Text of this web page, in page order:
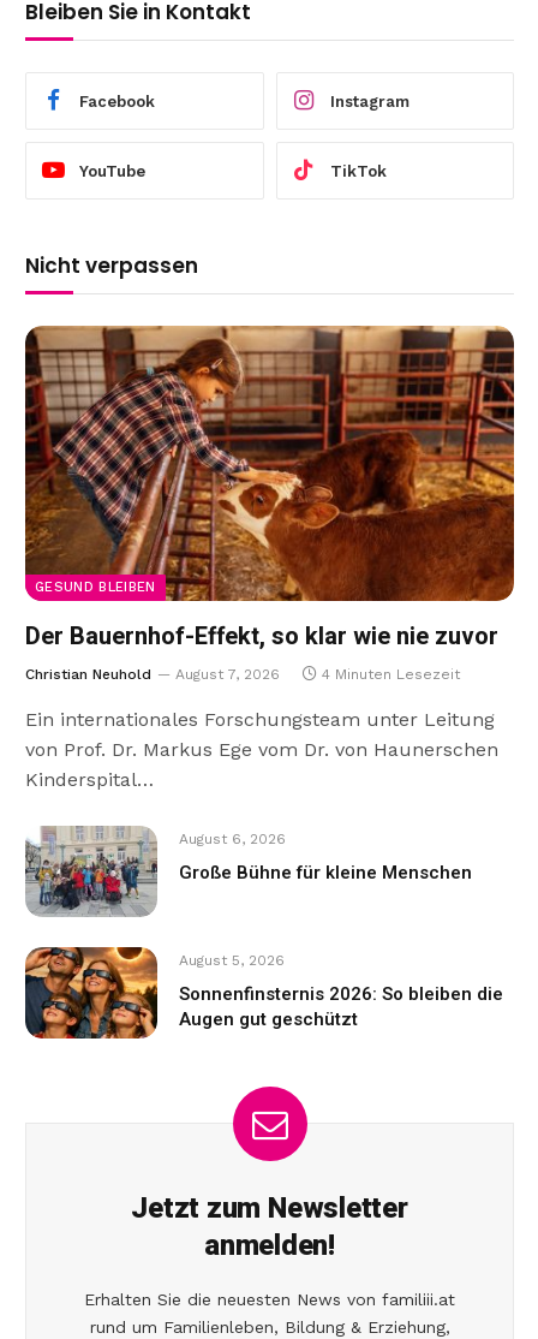
Bleiben Sie in Kontakt
Facebook Instagram
YouTube TikTok
Nicht verpassen
GESUND BLEIBEN
Der Bauernhof-Effekt, so klar wie nie zuvor
Christian Neuhold August 7, 2026 4 Minuten Lesezeit
Ein internationales Forschungsteam unter Leitung
von Prof. Dr. Markus Ege vom Dr. von Haunerschen
Kinderspital…
August 6, 2026
Große Bühne für kleine Menschen
August 5, 2026
Sonnenfinsternis 2026: So bleiben die
Augen gut geschützt
Jetzt zum Newsletter
anmelden!
Erhalten Sie die neuesten News von familiii.at
rund um Familienleben, Bildung & Erziehung,